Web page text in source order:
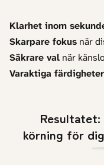
Klarhet inom
Skarpare fokus när
Säkrare val när
Varaktiga färdigheter
körning för